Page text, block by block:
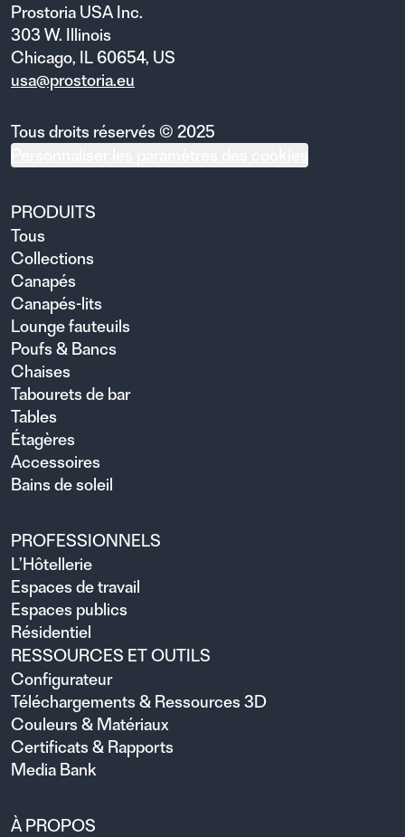
Prostoria USA Inc.
303 W. Illinois
Chicago, IL 60654, US
usa@prostoria.eu
Tous droits réservés © 2025
PRODUITS
Tous
Collections
Canapés
Canapés-lits
Lounge fauteuils
Poufs & Bancs
Chaises
Tabourets de bar
Tables
Étagères
Accessoires
Bains de soleil
PROFESSIONNELS
L’Hôtellerie
Espaces de travail
Espaces publics
Résidentiel
RESSOURCES ET OUTILS
Configurateur
Téléchargements & Ressources 3D
Couleurs & Matériaux
Certificats & Rapports
Media Bank
À PROPOS